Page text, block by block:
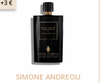
+3 €
SIMONE ANDREOLI